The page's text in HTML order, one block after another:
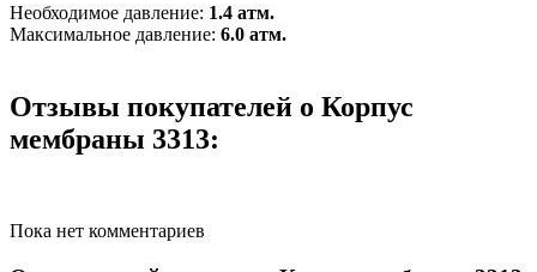
Необходимое давление: 1.4 атм.
Максимальное давление: 6.0 атм.
Отзывы покупателей о Корпус
мембраны 3313:
Пока нет комментариев